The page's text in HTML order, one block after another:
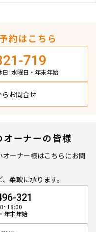
などの絞り込みが
約はこちら
719
: 水曜日・年末年始
お問合せ
ーナーの皆様
ーナー様はこちらにお問
柔軟に承ります。
321
年末年始